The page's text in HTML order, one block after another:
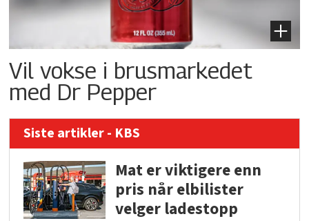
Vil vokse i brusmarkedet
med Dr Pepper
Siste artikler - KBS
Mat er viktigere enn
pris når elbilister
velger ladestopp